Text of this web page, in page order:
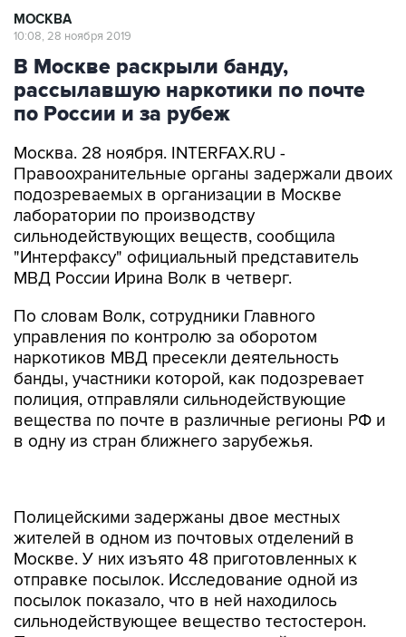
МОСКВА
10:08, 28 ноября 2019
В Москве раскрыли банду,
рассылавшую наркотики по почте
по России и за рубеж
Москва. 28 ноября. INTERFAX.RU -
Правоохранительные органы задержали двоих
подозреваемых в организации в Москве
лаборатории по производству
сильнодействующих веществ, сообщила
"Интерфаксу" официальный представитель
МВД России Ирина Волк в четверг.
По словам Волк, сотрудники Главного
управления по контролю за оборотом
наркотиков МВД пресекли деятельность
банды, участники которой, как подозревает
полиция, отправляли сильнодействующие
вещества по почте в различные регионы РФ и
в одну из стран ближнего зарубежья.
Москве. У них изъято 48 приготовленных к
отправке посылок. Исследование одной из
посылок показало, что в ней находилось
сильнодействующее вещество тестостерон.
Проверка остальных отправлений
продолжается.